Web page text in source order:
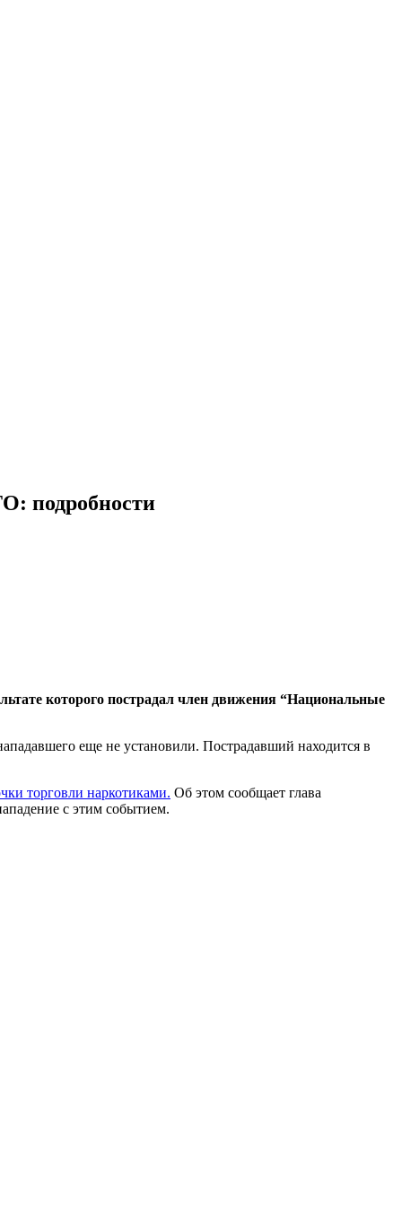
подробности
которого пострадал член движения “Национальные
еще не установили. Пострадавший находится в
торговли наркотиками. Об этом сообщает глава
с этим событием.